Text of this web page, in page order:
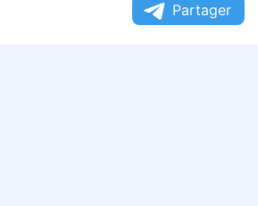
Partager